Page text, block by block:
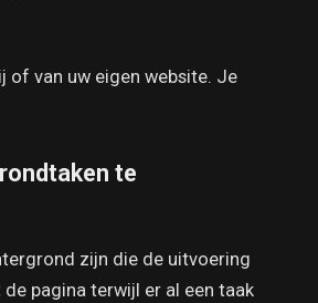
of van uw eigen website. Je
te
zijn die de uitvoering
pagina terwijl er al een taak